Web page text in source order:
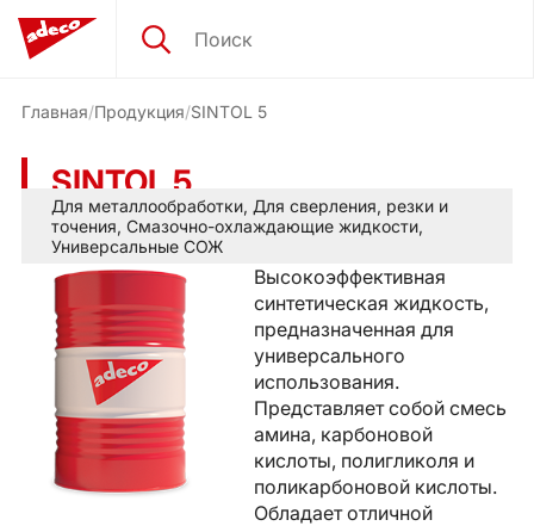
Главная Продукция SINTOL 5
SINTOL 5
Для металлообработки, Для сверления, резки и
точения, Смазочно-охлаждающие жидкости,
Универсальные СОЖ
Высокоэффективная
синтетическая жидкость,
предназначенная для
универсального
использования.
Представляет собой смесь
амина, карбоновой
кислоты, полигликоля и
поликарбоновой кислоты.
Обладает отличной